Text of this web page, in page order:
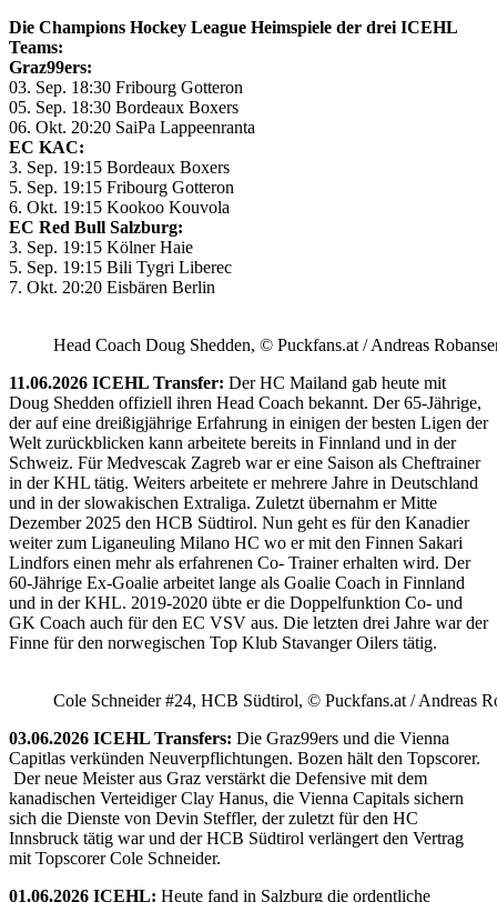
Die Champions Hockey League Heimspiele der drei ICEHL
Teams:
Graz99ers:
03. Sep. 18:30 Fribourg Gotteron
05. Sep. 18:30 Bordeaux Boxers
06. Okt. 20:20 SaiPa Lappeenranta
EC KAC:
3. Sep. 19:15 Bordeaux Boxers
5. Sep. 19:15 Fribourg Gotteron
6. Okt. 19:15 Kookoo Kouvola
EC Red Bull Salzburg:
3. Sep. 19:15 Kölner Haie
5. Sep. 19:15 Bili Tygri Liberec
7. Okt. 20:20 Eisbären Berlin
Head Coach Doug Shedden, © Puckfans.at / Andreas
11.06.2026 ICEHL Transfer: Der HC Mailand gab heute mit
Doug Shedden offiziell ihren Head Coach bekannt. Der 65-Jährige,
der auf eine dreißigjährige Erfahrung in einigen der besten Ligen der
Welt zurückblicken kann arbeitete bereits in Finnland und in der
Schweiz. Für Medvescak Zagreb war er eine Saison als Cheftrainer
in der KHL tätig. Weiters arbeitete er mehrere Jahre in Deutschland
und in der slowakischen Extraliga. Zuletzt übernahm er Mitte
Dezember 2025 den HCB Südtirol. Nun geht es für den Kanadier
weiter zum Liganeuling Milano HC wo er mit den Finnen Sakari
Lindfors einen mehr als erfahrenen Co- Trainer erhalten wird. Der
60-Jährige Ex-Goalie arbeitet lange als Goalie Coach in Finnland
und in der KHL. 2019-2020 übte er die Doppelfunktion Co- und
GK Coach auch für den EC VSV aus. Die letzten drei Jahre war der
Finne für den norwegischen Top Klub Stavanger Oilers tätig.
Cole Schneider #24, HCB Südtirol, © Puckfans.at / Andreas
03.06.2026 ICEHL Transfers: Die Graz99ers und die Vienna
Capitlas verkünden Neuverpflichtungen. Bozen hält den Topscorer.
Der neue Meister aus Graz verstärkt die Defensive mit dem
kanadischen Verteidiger Clay Hanus, die Vienna Capitals sichern
sich die Dienste von Devin Steffler, der zuletzt für den HC
Innsbruck tätig war und der HCB Südtirol verlängert den Vertrag
mit Topscorer Cole Schneider.
01.06.2026 ICEHL: Heute fand in Salzburg die ordentliche